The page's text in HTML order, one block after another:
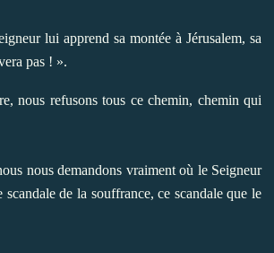
lui apprend sa montée à Jérusalem, sa
pas ! ».
nous refusons tous ce chemin, chemin qui
nous demandons vraiment où le Seigneur
de la souffrance, ce scandale que le